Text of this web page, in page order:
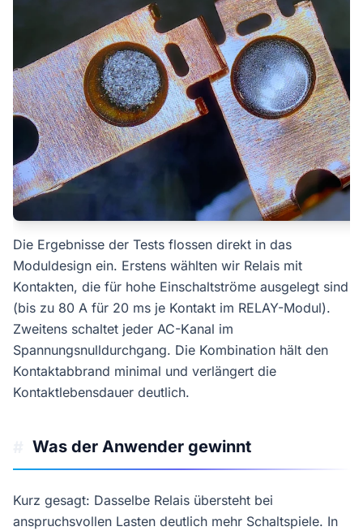
Die Ergebnisse der Tests flossen direkt in das
Moduldesign ein. Erstens wählten wir Relais mit
Kontakten, die für hohe Einschaltströme ausgelegt sind
(bis zu 80 A für 20 ms je Kontakt im RELAY-Modul).
Zweitens schaltet jeder AC-Kanal im
Spannungsnulldurchgang. Die Kombination hält den
Kontaktabbrand minimal und verlängert die
Kontaktlebensdauer deutlich.
Was der Anwender gewinnt
Kurz gesagt: Dasselbe Relais übersteht bei
anspruchsvollen Lasten deutlich mehr Schaltspiele. In